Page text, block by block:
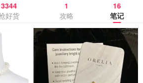
3344
好货
1
攻略
16
笔记